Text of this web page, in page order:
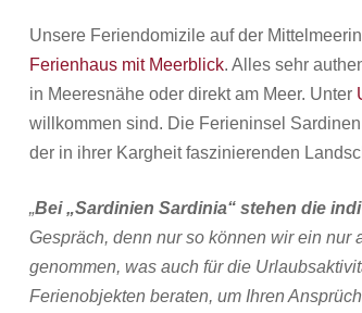
Unsere Feriendomizile auf der
Ferienhaus mit Meerblick. Alles sehr
in Meeresnähe oder direkt am Meer. Unter
willkommen sind. Die Ferieninsel
der in ihrer Kargheit faszinierenden
„Bei „Sardinien Sardinia“ stehen die
Gespräch, denn nur so können wir ein
genommen, was auch für die
Ferienobjekten beraten, um Ihren